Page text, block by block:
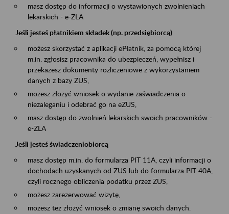
masz dostęp do informacji o wystawionych zwolnieniach
lekarskich - e-ZLA
Jeśli jesteś płatnikiem składek (np. przedsiębiorcą)
możesz skorzystać z aplikacji ePłatnik, za pomocą której
m.in. zgłosisz pracownika do ubezpieczeń, wypełnisz i
przekażesz dokumenty rozliczeniowe z wykorzystaniem
danych z bazy ZUS,
możesz złożyć wniosek o wydanie zaświadczenia o
niezaleganiu i odebrać go na eZUS,
masz dostęp do zwolnień lekarskich swoich pracowników -
e-ZLA
Jeśli jesteś świadczeniobiorcą
masz dostęp m.in. do formularza PIT 11A, czyli informacji o
dochodach uzyskanych od ZUS lub do formularza PIT 40A,
czyli rocznego obliczenia podatku przez ZUS,
możesz zarezerwować wizytę,
możesz też złożyć wniosek o zmianę swoich danych.